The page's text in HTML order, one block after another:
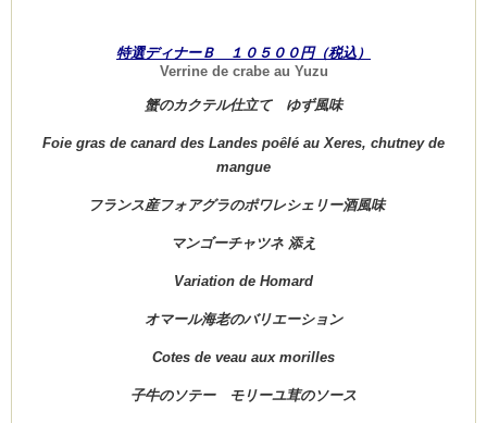
特選ディナーＢ １０５００円（税込）
Verrine de crabe au Yuzu
蟹のカクテル仕立て ゆず風味
Foie gras de canard des Landes poêlé au Xeres, chutney de
mangue
フランス産フォアグラのポワレシェリー酒風味
マンゴーチャツネ 添え
Variation de Homard
オマール海老のバリエーション
Cotes de veau aux morilles
子牛のソテー モリーユ茸のソース